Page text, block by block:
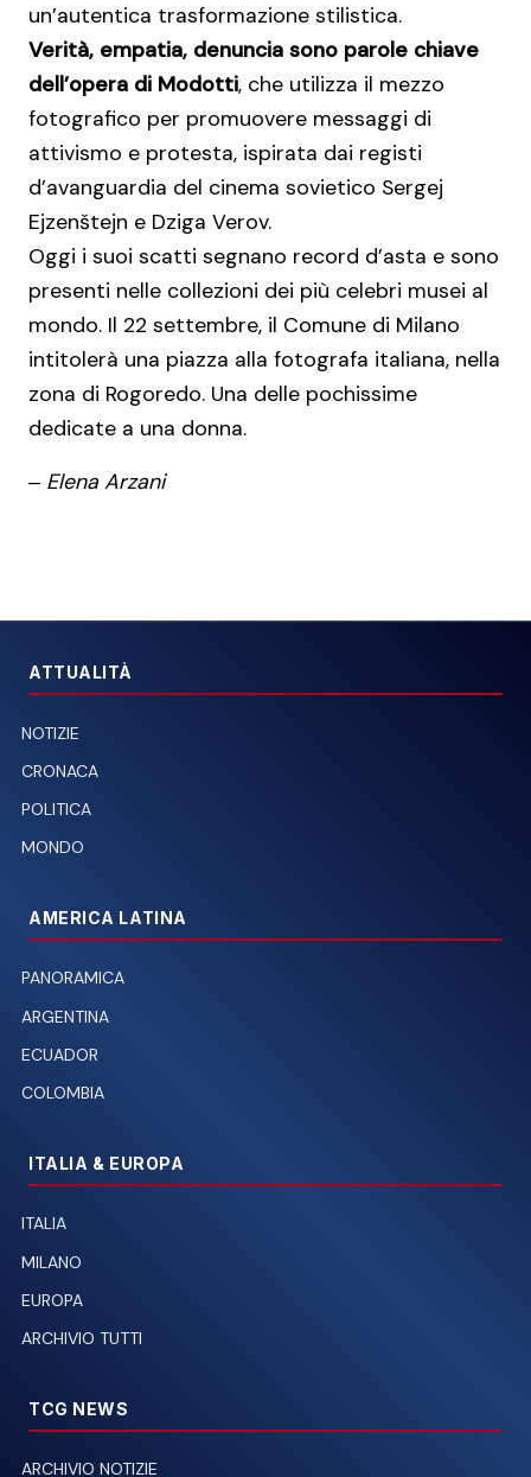
un’autentica trasformazione stilistica.
Verità, empatia, denuncia sono parole chiave
dell’opera di Modotti, che utilizza il mezzo
fotografico per promuovere messaggi di
attivismo e protesta, ispirata dai registi
d’avanguardia del cinema sovietico Sergej
Ejzenštejn e Dziga Verov.
Oggi i suoi scatti segnano record d’asta e sono
presenti nelle collezioni dei più celebri musei al
mondo. Il 22 settembre, il Comune di Milano
intitolerà una piazza alla fotografa italiana, nella
zona di Rogoredo. Una delle pochissime
dedicate a una donna.
‒ Elena Arzani
ATTUALITÀ
NOTIZIE
CRONACA
POLITICA
MONDO
AMERICA LATINA
PANORAMICA
ARGENTINA
ECUADOR
COLOMBIA
ITALIA & EUROPA
ITALIA
MILANO
EUROPA
ARCHIVIO TUTTI
TCG NEWS
ARCHIVIO NOTIZIE